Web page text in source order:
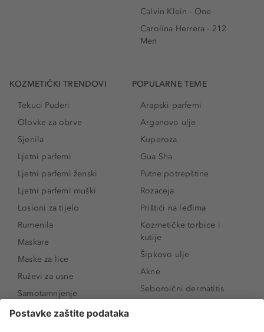
Calvin Klein - One
Carolina Herrera - 212
Men
KOZMETIČKI TRENDOVI
Tekuci Puderi
Olovke za obrve
Sjenila
Ljetni parfemi
Ljetni parfemi ženski
Ljetni parfemi muški
Losioni za tijelo
Rumenila
Maskare
Maske za lice
Ruževi za usne
Samotamnjenje
Puderi
POPULARNE TEME
Arapski parfemi
Arganovo ulje
Kuperoza
Gua Sha
Putne potrepštine
Rozaceja
Prištići na leđima
Kozmetičke torbice i
kutije
Šipkovo ulje
Akne
Seboroični dermatitis